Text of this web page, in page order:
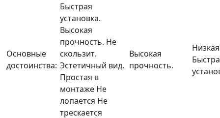
Основные
достоинства:
Быстрая
установка.
Высокая
прочность. Не
скользит.
Эстетичный вид.
Простая в
монтаже Не
лопается Не
трескается
Высокая
прочность.